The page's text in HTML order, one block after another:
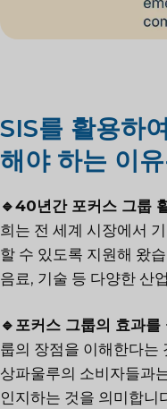
SIS를 활용하
해야 하는 이
🔹40년간 포커스 그룹
희는 전 세계 시장에서
할 수 있도록 지원해 왔
음료, 기술 등 다양한 산
🔹포커스 그룹의 효과
룹의 장점을 이해한다는
상파울루의 소비자들과
인지하는 것을 의미합니